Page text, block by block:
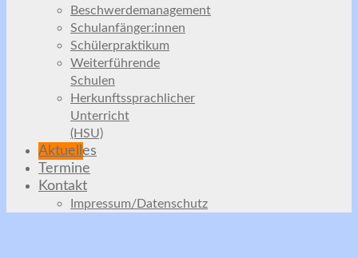
Beschwerdemanagement
Schulanfänger:innen
Schülerpraktikum
Weiterführende
Schulen
Herkunftssprachlicher
Unterricht
(HSU)
Aktuelles
Termine
Kontakt
Impressum/Datenschutz